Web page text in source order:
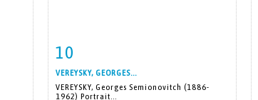
Fiche détaillée
10
VEREYSKY, GEORGES...
VEREYSKY, Georges Semionovitch (1886-
1962) Portrait...